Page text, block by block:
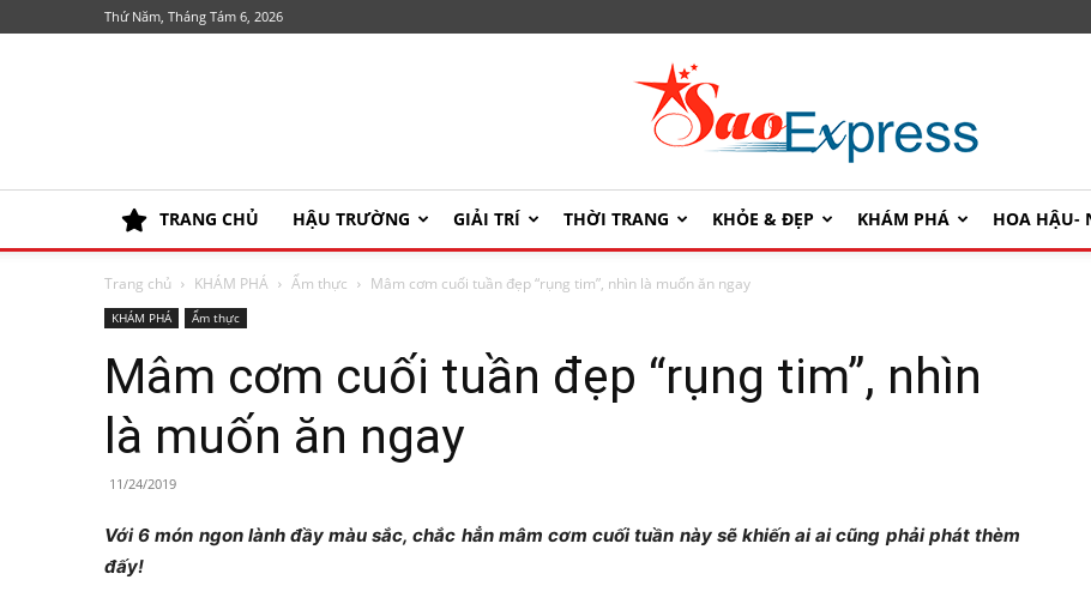
Thứ Năm, Tháng Tám 6, 2026
SaoExpress
TRANG CHỦ HẬU TRƯỜNG GIẢI TRÍ THỜI TRANG KHỎE & ĐẸP KHÁM PHÁ HOA HẬU-
Trang chủ KHÁM PHÁ Ẩm thực Mâm cơm cuối tuần đẹp “rụng tim”, nhìn là muốn ăn ngay
KHÁM PHÁ Ẩm thực
Mâm cơm cuối tuần đẹp “rụng tim”, nhìn
là muốn ăn ngay
11/24/2019
Với 6 món ngon lành đầy màu sắc, chắc hẳn mâm cơm cuối tuần này sẽ khiến ai ai cũng phải phát thèm
đấy!